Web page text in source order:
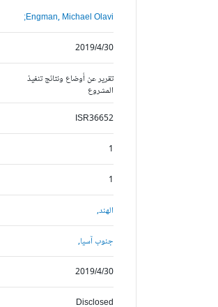
Engman, Michael Olavi;
2019/4/30
تقرير عن أوضاع ونتائج تنفيذ
المشروع
ISR36652
1
1
الهند,
جنوب آسيا,
2019/4/30
Disclosed